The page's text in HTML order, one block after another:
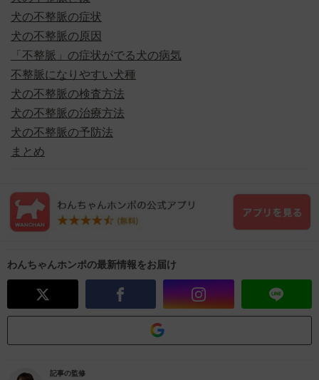
犬の不整脈の症状
犬の不整脈の原因
「不整脈」の症状がでる犬の病気
不整脈になりやすい犬種
犬の不整脈の検査方法
犬の不整脈の治療方法
犬の不整脈の予防法
まとめ
わんちゃんホンポの最新情報をお届け
記事の監修